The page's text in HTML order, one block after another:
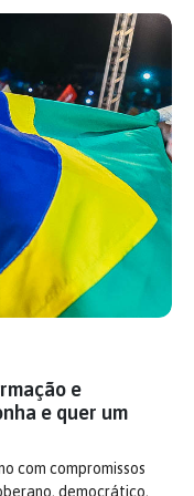
e
e quer um
com compromissos
democrático,